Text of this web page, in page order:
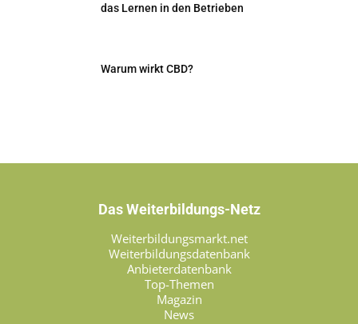
das Lernen in den Betrieben
Warum wirkt CBD?
Das Weiterbildungs-Netz
Weiterbildungsmarkt.net
Weiterbildungsdatenbank
Anbieterdatenbank
Top-Themen
Magazin
News